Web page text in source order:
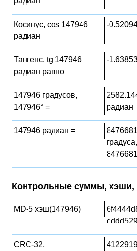
Косинус, cos 147946
радиан
-
Тангенс, tg 147946
радиан равно
-
147946 градусов,
147946° =
радиан
147946 радиан =
градуса,
Контрольные суммы, хэши,
MD-5 хэш(147946)
CRC-32,